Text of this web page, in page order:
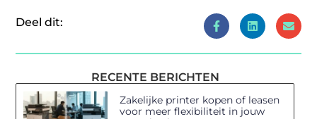
Deel dit:
RECENTE BERICHTEN
Zakelijke printer kopen of leasen
voor meer flexibiliteit in jouw